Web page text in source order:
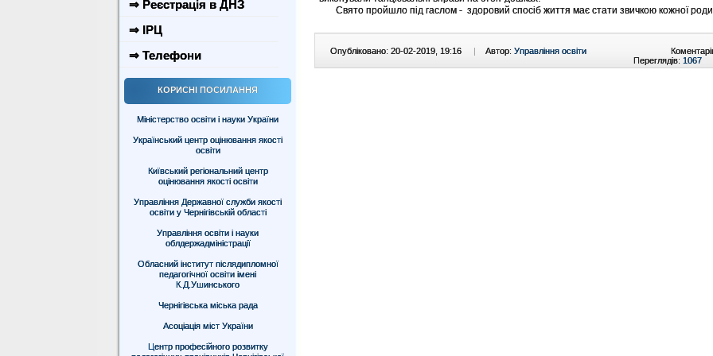
⇒ Реєстрація в ДНЗ
⇒ ІРЦ
⇒ Телефони
КОРИСНІ ПОСИЛАННЯ
Міністерство освіти і науки України
Український центр оцінювання якості
освіти
Київський регіональний центр
оцінювання якості освіти
Управління Державної служби якості
освіти у Чернігівській області
Управління освіти і науки
облдержадміністрації
Обласний інститут післядипломної
педагогічної освіти імені
К.Д.Ушинського
Чернігівська міська рада
Асоціація міст України
Центр професійного розвитку
Свято пройшло під гаслом - здоровий спосіб життя має стати звичкою кожної
Опубліковано: 20-02-2019, 19:16 | Автор: Управління освіти
Переглядів: 1067